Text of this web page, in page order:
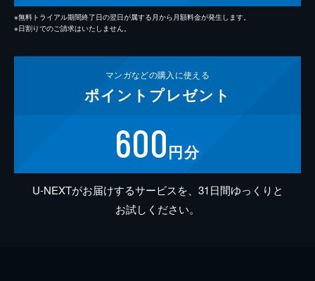
※無料トライアル期間終了日の翌日が属する月から月額料金が発生します。
※日割りでのご請求はいたしません。
マンガなどの購入に使える
ポイント プレゼント
600円分
U-NEXTがお届けするサービスを、31日間ゆっくりと
お試しください。